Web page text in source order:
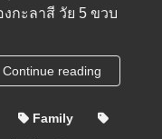
กะลาสี วัย 5 ขวบ
Continue reading
Family